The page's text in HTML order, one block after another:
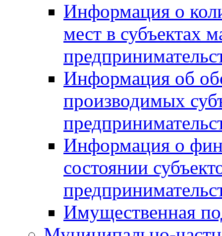
Информация о
мест в субъектах
Информация об
производимых
Информация о
состоянии
Имущественная